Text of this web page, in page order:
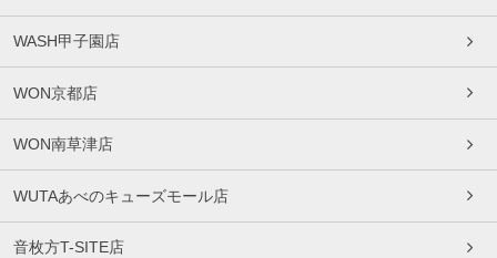
WASH甲子園店
WON京都店
WON南草津店
WUTAあべのキューズモール店
音枚方T-SITE店